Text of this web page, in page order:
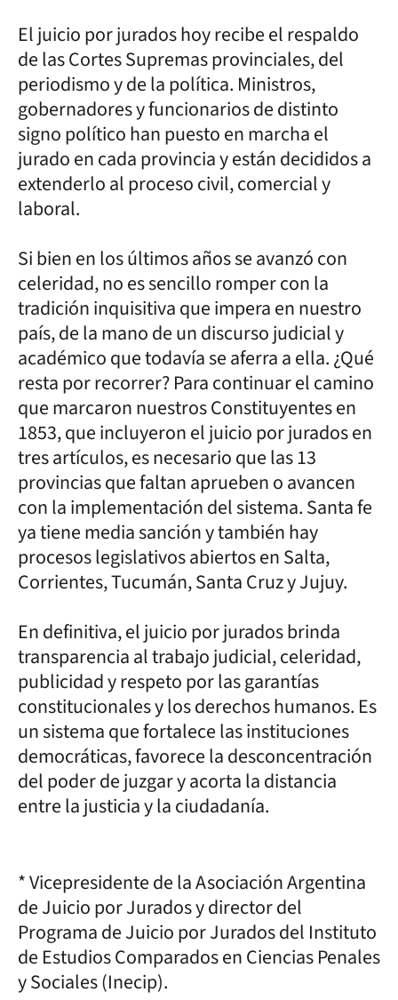
El juicio por jurados hoy recibe el respaldo
de las Cortes Supremas provinciales, del
periodismo y de la política. Ministros,
gobernadores y funcionarios de distinto
signo político han puesto en marcha el
jurado en cada provincia y están decididos a
extenderlo al proceso civil, comercial y
laboral.
Si bien en los últimos años se avanzó con
celeridad, no es sencillo romper con la
tradición inquisitiva que impera en nuestro
país, de la mano de un discurso judicial y
académico que todavía se aferra a ella. ¿Qué
resta por recorrer? Para continuar el camino
que marcaron nuestros Constituyentes en
1853, que incluyeron el juicio por jurados en
tres artículos, es necesario que las 13
provincias que faltan aprueben o avancen
con la implementación del sistema. Santa fe
ya tiene media sanción y también hay
procesos legislativos abiertos en Salta,
Corrientes, Tucumán, Santa Cruz y Jujuy.
En definitiva, el juicio por jurados brinda
transparencia al trabajo judicial, celeridad,
publicidad y respeto por las garantías
constitucionales y los derechos humanos. Es
un sistema que fortalece las instituciones
democráticas, favorece la desconcentración
del poder de juzgar y acorta la distancia
entre la justicia y la ciudadanía.
* Vicepresidente de la Asociación Argentina
de Juicio por Jurados y director del
Programa de Juicio por Jurados del Instituto
de Estudios Comparados en Ciencias Penales
y Sociales (Inecip).